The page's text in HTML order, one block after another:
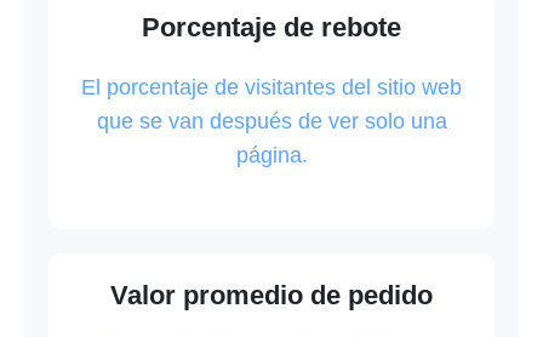
Porcentaje de rebote
El porcentaje de visitantes del sitio web
que se van después de ver solo una
página.
Valor promedio de pedido